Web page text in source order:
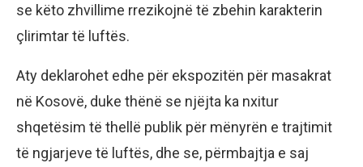
se këto zhvillime rrezikojnë të zbehin karakterin
çlirimtar të luftës.
Aty deklarohet edhe për ekspozitën për masakrat
në Kosovë, duke thënë se njëjta ka nxitur
shqetësim të thellë publik për mënyrën e trajtimit
të ngjarjeve të luftës, dhe se, përmbajtja e saj